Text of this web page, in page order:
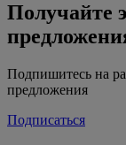
Получайте
Подпишитесь на
предложения
Подписаться